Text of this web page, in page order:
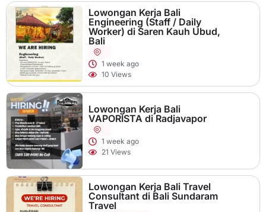
Lowongan Kerja Bali
Engineering (Staff / Daily
Worker) di Saren Kauh Ubud,
Bali
1 week ago
10 Views
Lowongan Kerja Bali
VAPORISTA di Radjavapor
1 week ago
21 Views
Lowongan Kerja Bali Travel
Consultant di Bali Sundaram
Travel